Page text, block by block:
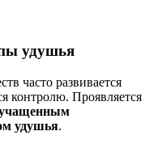
удушья
часто развивается
контролю. Проявляется
учащенным
удушья.